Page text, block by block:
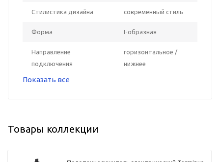
Стилистика дизайна современный стиль
Форма I-образная
Направление
подключения
горизонтальное /
нижнее
Показать все
Товары коллекции